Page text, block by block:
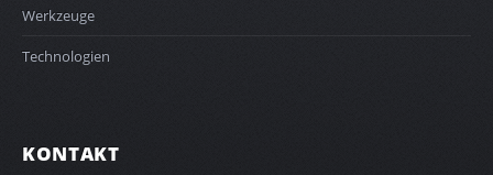
Werkzeuge
Technologien
KONTAKT